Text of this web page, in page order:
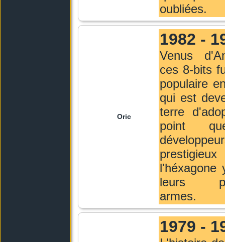
oubliées.
Oric
1982 -
Venus
ces 8-bits
populaire
qui est
terre
point
l'héxagone
leurs
armes.
1979 -